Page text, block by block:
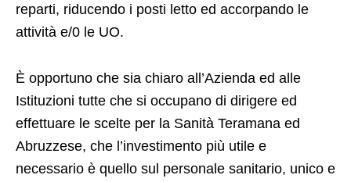
reparti, riducendo i posti letto ed accorpando le
attività e/0 le UO.
È opportuno che sia chiaro all’Azienda ed alle
Istituzioni tutte che si occupano di dirigere ed
effettuare le scelte per la Sanità Teramana ed
Abruzzese, che l’investimento più utile e
necessario è quello sul personale sanitario, unico e